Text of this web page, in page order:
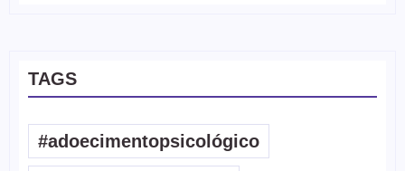
TAGS
#adoecimentopsicológico